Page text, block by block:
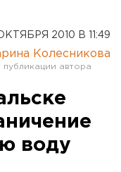
2010 В 11:49
Колесникова
воду